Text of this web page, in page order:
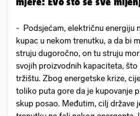
- Podsjećam, električnu energiju
kupac u nekom trenutku, a da bi
struju dugoročno, on tu struju
svojih proizvodnih kapaciteta, što
tržištu. Zbog energetske krize,
toliko puta gore da je kupovanje
skup posao. Međutim, cilj države